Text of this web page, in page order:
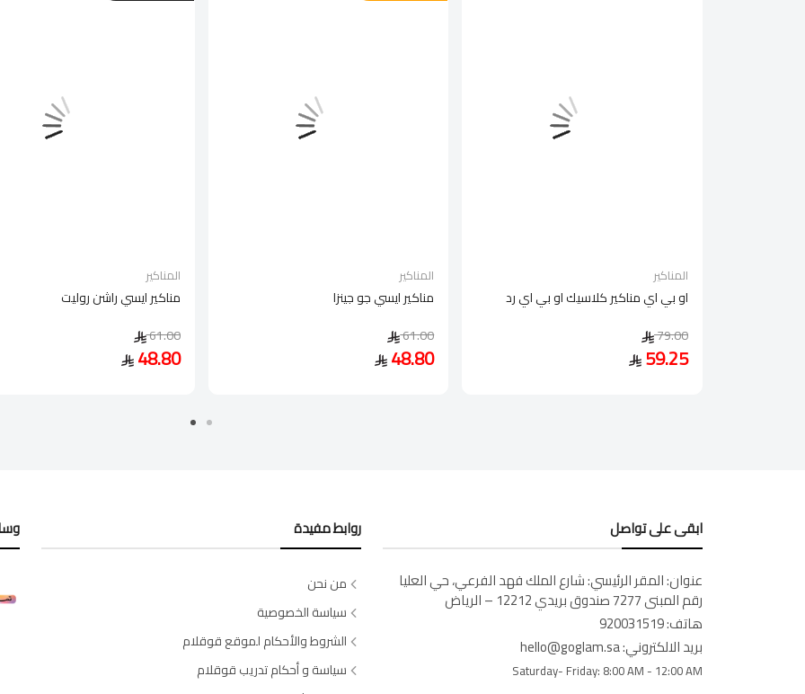
المناكير
مناكير ايسي راشن روليت
61.00
48.80
المناكير
مناكير ايسي جو جينزا
61.00
48.80
المناكير
او بي اي مناكير كلاسيك او بي اي رد
79.00
59.25
ابقى على تواصل
عنوان:المقر الرئيسي: شارع الملك فهد الفرعي، حي العليا
رقم المبنى 7277 صندوق بريدي 12212 – الرياض
هاتف:920031519
بريد الالكتروني:hello@goglam.sa
Saturday- Friday: 8:00 AM - 12:00 AM
روابط مفيدة
من نحن
سياسة الخصوصية
الشروط والأحكام لموقع قوقلام
سياسة و أحكام تدريب قوقلام